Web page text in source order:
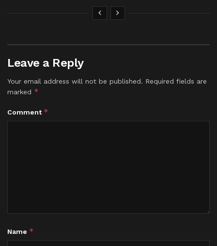
Leave a Reply
Your email address will not be published. Required fields are
marked *
Comment *
Name *